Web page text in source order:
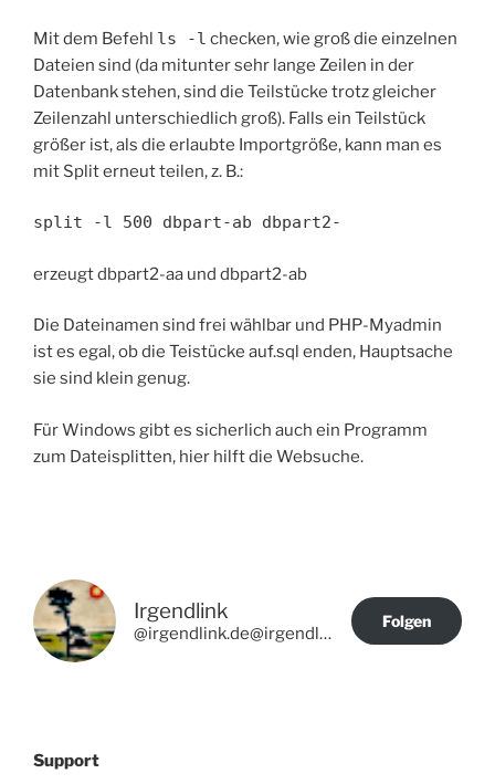
Mit dem Befehl ls -l checken, wie groß die einzelnen
Dateien sind (da mitunter sehr lange Zeilen in der
Datenbank stehen, sind die Teilstücke trotz gleicher
Zeilenzahl unterschiedlich groß). Falls ein Teilstück
größer ist, als die erlaubte Importgröße, kann man es
mit Split erneut teilen, z. B.:
split -l 500 dbpart-ab dbpart2-
erzeugt dbpart2-aa und dbpart2-ab
Die Dateinamen sind frei wählbar und PHP-Myadmin
ist es egal, ob die Teistücke auf.sql enden, Hauptsache
sie sind klein genug.
Für Windows gibt es sicherlich auch ein Programm
zum Dateisplitten, hier hilft die Websuche.
Irgendlink
@irgendlink.de@irgendlink.de
Folgen
Support